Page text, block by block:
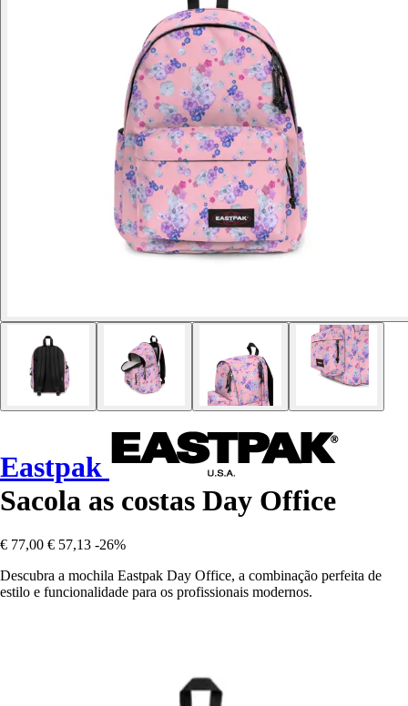
Eastpak
Sacola as costas Day Office
€ 77,00 € 57,13 -26%
Descubra a mochila Eastpak Day Office, a combinação perfeita de
estilo e funcionalidade para os profissionais modernos.